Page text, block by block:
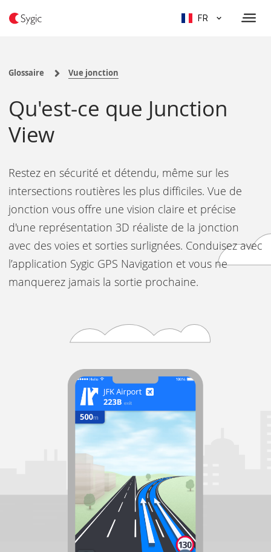
FR
Glossaire Vue jonction
Qu'est-ce que Junction
View
Restez en sécurité et détendu, même sur les
intersections routières les plus difficiles. Vue de
jonction vous offre une vision claire et précise
d'une représentation 3D réaliste de la jonction
avec des voies et sorties surlignées. Conduisez avec
l’application Sygic GPS Navigation et vous ne
manquerez jamais la sortie prochaine.